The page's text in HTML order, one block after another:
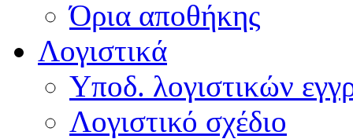
Όρια αποθήκης
Λογιστικά
Υποδ. λογιστικών
Λογιστικό σχέδιο